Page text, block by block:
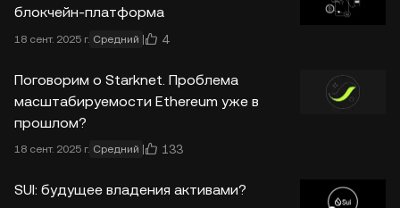
блокчейн-платформа
18 сент. 2025 г. Средний 4
Поговорим о Starknet. Проблема
масштабируемости Ethereum уже в
прошлом?
18 сент. 2025 г. Средний 133
SUI: будущее владения активами?